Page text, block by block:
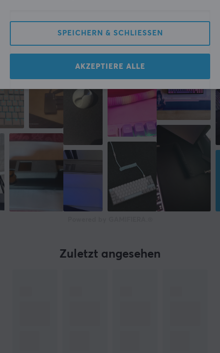
Mehr aus unserer
Community
Zuletzt angesehen
SPEICHERN & SCHLIESSEN
AKZEPTIERE ALLE